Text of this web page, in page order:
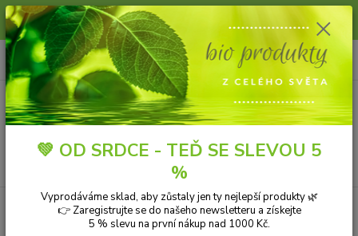
Slunce, koupání a horko dávají vlasům zabrat. Dopřejte jim šetrnou péči s
přírodní vlasovou kosmetikou.
Menu
CZK
+420 606 912 887
9-18:00 hod.
0 ks
za 0,00 Kč
EKOLOGICKÁ DOMÁCNOST ÚKLID DOMÁCNOSTI
Mytí
Tierra Verde Gel na nádobí - pro citlivou pokožku 1 l
💚 OD SRDCE - TEĎ SE SLEVOU 5
%
Vyprodáváme sklad, aby zůstaly jen ty nejlepší produkty 🌿
👉 Zaregistrujte se do našeho newsletteru a získejte
5 % slevu na první nákup nad 1000 Kč.